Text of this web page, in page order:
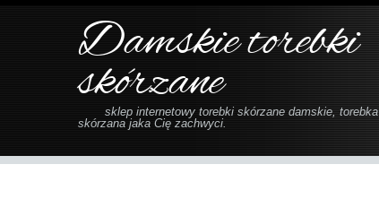
Damskie torebki
skórzane
sklep internetowy torebki skórzane damskie, torebka
skórzana jaka Cię zachwyci.